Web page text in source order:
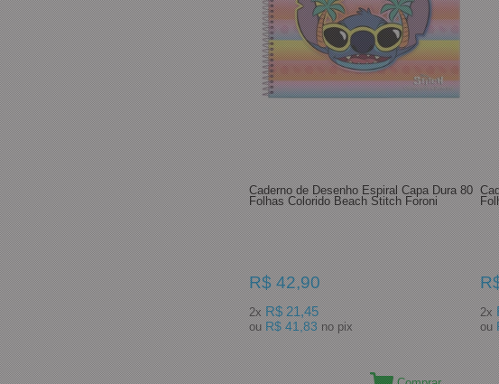
Caderno de Desenho Espiral Capa Dura 80
Folhas Colorido Beach Stitch Foroni
R$ 42,90
2x R$ 21,45
ou R$ 41,83 no pix
2x
ou